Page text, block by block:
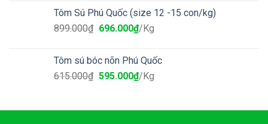
Tôm Sú Phú Quốc (size 12 -15 con/kg)
899.000₫ 696.000₫/Kg
Tôm sú bóc nõn Phú Quốc
615.000₫ 595.000₫/Kg